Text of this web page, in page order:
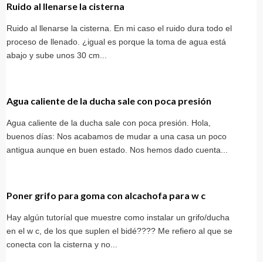
Ruido al llenarse la cisterna
Ruido al llenarse la cisterna. En mi caso el ruido dura todo el
proceso de llenado. ¿igual es porque la toma de agua está
abajo y sube unos 30 cm...
Agua caliente de la ducha sale con poca presión
Agua caliente de la ducha sale con poca presión. Hola,
buenos días: Nos acabamos de mudar a una casa un poco
antigua aunque en buen estado. Nos hemos dado cuenta...
Poner grifo para goma con alcachofa para w c
Hay algún tutoríal que muestre como instalar un grifo/ducha
en el w c, de los que suplen el bidé???? Me refiero al que se
conecta con la cisterna y no...